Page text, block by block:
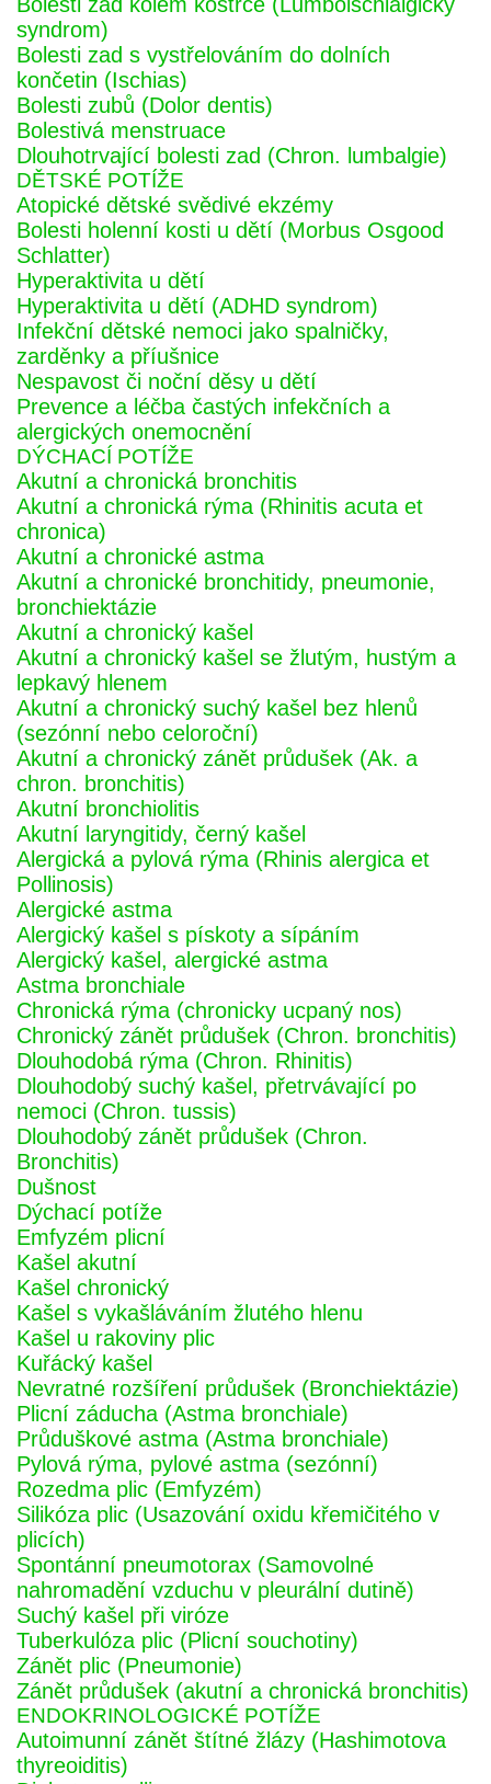
syndrom)
Bolesti zad s vystřelováním do dolních
končetin (Ischias)
Bolesti zubů (Dolor dentis)
Bolestivá menstruace
Dlouhotrvající bolesti zad (Chron. lumbalgie)
DĚTSKÉ POTÍŽE
Atopické dětské svědivé ekzémy
Bolesti holenní kosti u dětí (Morbus Osgood
Schlatter)
Hyperaktivita u dětí
Hyperaktivita u dětí (ADHD syndrom)
Infekční dětské nemoci jako spalničky,
zarděnky a příušnice
Nespavost či noční děsy u dětí
Prevence a léčba častých infekčních a
alergických onemocnění
DÝCHACÍ POTÍŽE
Akutní a chronická bronchitis
Akutní a chronická rýma (Rhinitis acuta et
chronica)
Akutní a chronické astma
Akutní a chronické bronchitidy, pneumonie,
bronchiektázie
Akutní a chronický kašel
Akutní a chronický kašel se žlutým, hustým a
lepkavý hlenem
Akutní a chronický suchý kašel bez hlenů
(sezónní nebo celoroční)
Akutní a chronický zánět průdušek (Ak. a
chron. bronchitis)
Akutní bronchiolitis
Akutní laryngitidy, černý kašel
Alergická a pylová rýma (Rhinis alergica et
Pollinosis)
Alergické astma
Alergický kašel s pískoty a sípáním
Alergický kašel, alergické astma
Astma bronchiale
Chronická rýma (chronicky ucpaný nos)
Chronický zánět průdušek (Chron. bronchitis)
Dlouhodobá rýma (Chron. Rhinitis)
Dlouhodobý suchý kašel, přetrvávající po
nemoci (Chron. tussis)
Dlouhodobý zánět průdušek (Chron.
Bronchitis)
Dušnost
Dýchací potíže
Emfyzém plicní
Kašel akutní
Kašel chronický
Kašel s vykašláváním žlutého hlenu
Kašel u rakoviny plic
Kuřácký kašel
Nevratné rozšíření průdušek (Bronchiektázie)
Plicní záducha (Astma bronchiale)
Průduškové astma (Astma bronchiale)
Pylová rýma, pylové astma (sezónní)
Rozedma plic (Emfyzém)
Silikóza plic (Usazování oxidu křemičitého v
plicích)
Spontánní pneumotorax (Samovolné
nahromadění vzduchu v pleurální dutině)
Suchý kašel při viróze
Tuberkulóza plic (Plicní souchotiny)
Zánět plic (Pneumonie)
Zánět průdušek (akutní a chronická bronchitis)
ENDOKRINOLOGICKÉ POTÍŽE
Autoimunní zánět štítné žlázy (Hashimotova
thyreoiditis)